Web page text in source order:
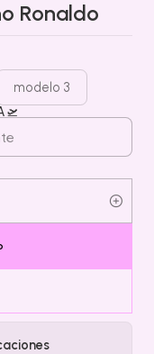
Ronaldo
modelo 3
🛫